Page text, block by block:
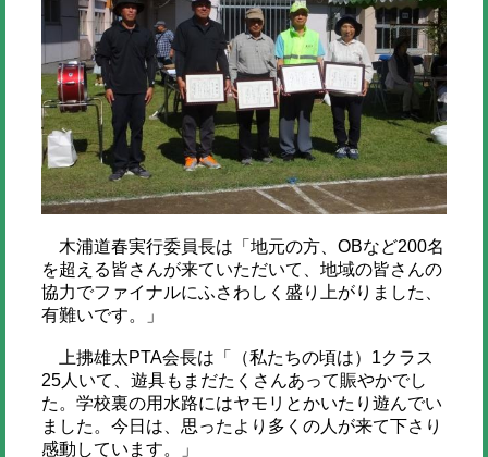
木浦道春実行委員長は「地元の方、OBなど200名
を超える皆さんが来ていただいて、地域の皆さんの
協力でファイナルにふさわしく盛り上がりました、
有難いです。」
上拂雄太PTA会長は「（私たちの頃は）1クラス
25人いて、遊具もまだたくさんあって賑やかでし
た。学校裏の用水路にはヤモリとかいたり遊んでい
ました。今日は、思ったより多くの人が来て下さり
感動しています。」